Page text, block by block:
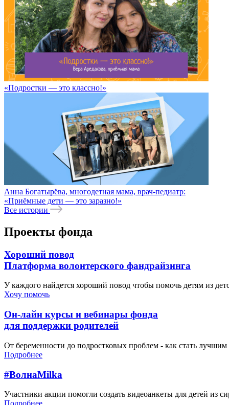
«Подростки — это классно!»
Анна Богатырёва, многодетная мама, врач-педиатр:
«Приёмные дети — это заразно!»
Все истории
Проекты фонда
Хороший повод
Платформа волонтерского фандрайзинга
У каждого найдется хороший повод чтобы помочь детям из
Хочу помочь
Он-лайн курсы и вебинары фонда
для поддержки родителей
От беременности до подростковых проблем - как стать лучшим
Подробнее
#ВолнаMilka
Участники акции помогли создать видеоанкеты для детей из